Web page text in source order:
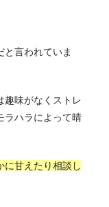
と言われていま
趣味がなくストレ
ラハラによって晴
に甘えたり相談し